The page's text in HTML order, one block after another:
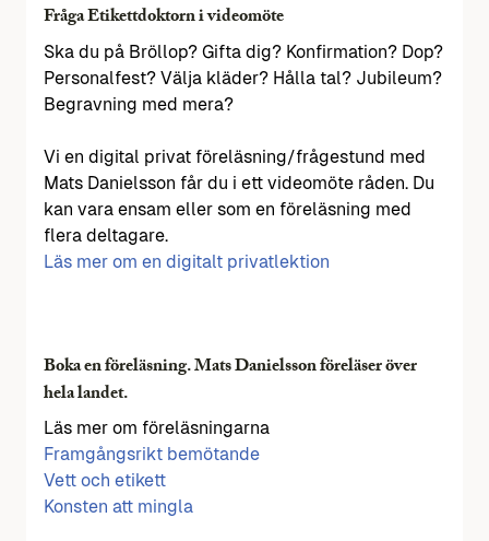
Fråga Etikettdoktorn i videomöte
Ska du på Bröllop? Gifta dig? Konfirmation? Dop?
Personalfest? Välja kläder? Hålla tal? Jubileum?
Begravning med mera?
Vi en digital privat föreläsning/frågestund med
Mats Danielsson får du i ett videomöte råden. Du
kan vara ensam eller som en föreläsning med
flera deltagare.
Läs mer om en digitalt privatlektion
Boka en föreläsning. Mats Danielsson föreläser över
hela landet.
Läs mer om föreläsningarna
Framgångsrikt bemötande
Vett och etikett
Konsten att mingla